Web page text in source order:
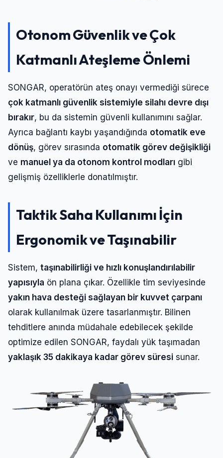
Otonom Güvenlik ve Çok
Katmanlı Ateşleme Önlemi
SONGAR, operatörün ateş onayı vermediği sürece
çok katmanlı güvenlik sistemiyle silahı devre dışı
bırakır, bu da sistemin güvenli kullanımını sağlar.
Ayrıca bağlantı kaybı yaşandığında otomatik eve
dönüş, görev sırasında otomatik görev değişikliği
ve manuel ya da otonom kontrol modları gibi
gelişmiş özelliklerle donatılmıştır.
Taktik Saha Kullanımı İçin
Ergonomik ve Taşınabilir
Sistem, taşınabilirliği ve hızlı konuşlandırılabilir
yapısıyla ön plana çıkar. Özellikle tim seviyesinde
yakın hava desteği sağlayan bir kuvvet çarpanı
olarak kullanılmak üzere tasarlanmıştır. Bilinen
tehditlere anında müdahale edebilecek şekilde
optimize edilen SONGAR, faydalı yük taşımadan
yaklaşık 35 dakikaya kadar görev süresi sunar.